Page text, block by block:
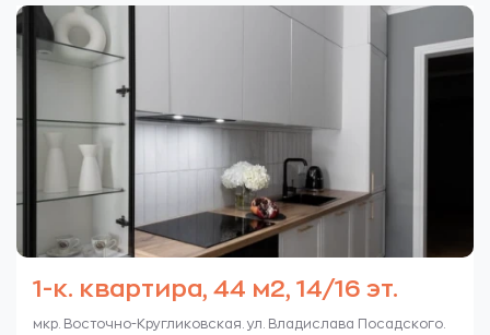
1-к. квартира, 44 м2, 14/16 эт.
мкр. Восточно-Кругликовская. ул. Владислава Посадского.